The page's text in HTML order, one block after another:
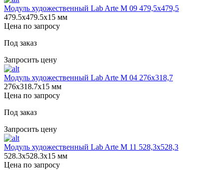
Модуль художественный Lab Arte М 09 479,5х479,5
479.5х479.5х15 мм
Цена по запросу
Под заказ
Запросить цену
Модуль художественный Lab Arte М 04 276х318,7
276х318.7х15 мм
Цена по запросу
Под заказ
Запросить цену
Модуль художественный Lab Arte М 11 528,3х528,3
528.3х528.3х15 мм
Цена по запросу